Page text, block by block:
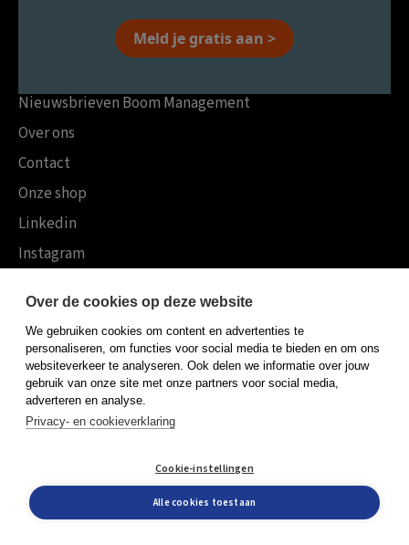
Meld je gratis aan >
Nieuwsbrieven Boom Management
Over ons
Contact
Onze shop
Linkedin
Instagram
Interviews
Ingezonden berichten
Blogs
Podcasts
Downloads
Tijdschrift M&O
Leren Veranderen
Over de cookies op deze website
We gebruiken cookies om content en advertenties te
personaliseren, om functies voor social media te bieden en om ons
websiteverkeer te analyseren. Ook delen we informatie over jouw
gebruik van onze site met onze partners voor social media,
adverteren en analyse.
Privacy- en cookieverklaring
Cookie-instellingen
Alle cookies toestaan